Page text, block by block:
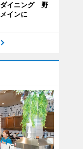
ダイニング 野
インに